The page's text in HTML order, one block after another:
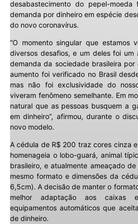
desabastecimento do pepel-
demanda por dinheiro em espécie
do novo coronavírus.
“O momento singular que estamos
diversos desafios, e um deles foi um
demanda da sociedade brasileira por
aumento foi verificado no Brasil
mas não foi exclusividade do
viveram fenômeno semelhante. Em
natural que as pessoas busquem a
em dinheiro”, afirmou, durante o
novo modelo.
A cédula de R$ 200 traz cores cinza
homenageia o lobo-guará, animal
brasileiro, e atualmente ameaçado
mesmo formato e dimensões da
6,5cm). A decisão de manter o
melhor adaptação aos caixas
equipamentos automáticos que
de dinheiro.